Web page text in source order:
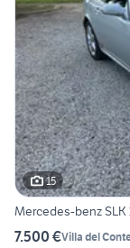
15
Mercedes-benz
7.500 €Villa del